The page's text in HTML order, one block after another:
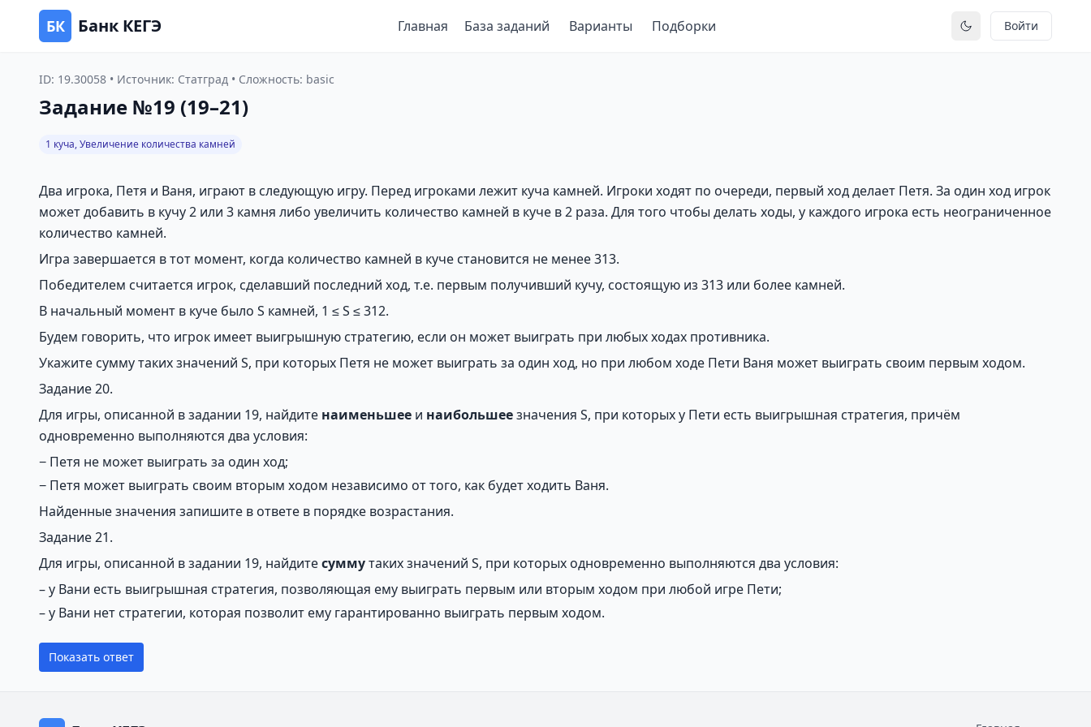
БК Банк КЕГЭ Главная База заданий Варианты Подборки Переключить тему
Войти
ID: 19.30058 • Источник: Статград • Сложность: basic
Задание №19 (19–21)
1 куча, Увеличение количества камней
Два игрока, Петя и Ваня, играют в следующую игру. Перед игроками лежит куча камней. Игроки ходят по очереди, первый ход делает Петя. За один ход игрок
может добавить в кучу 2 или 3 камня либо увеличить количество камней в куче в 2 раза. Для того чтобы делать ходы, у каждого игрока есть неограниченное
количество камней.
Игра завершается в тот момент, когда количество камней в куче становится не менее 313.
Победителем считается игрок, сделавший последний ход, т.е. первым получивший кучу, состоящую из 313 или более камней.
В начальный момент в куче было S камней, 1 ≤ S ≤ 312.
Будем говорить, что игрок имеет выигрышную стратегию, если он может выиграть при любых ходах противника.
Укажите сумму таких значений S, при которых Петя не может выиграть за один ход, но при любом ходе Пети Ваня может выиграть своим первым ходом.
Задание 20.
Для игры, описанной в задании 19, найдите наименьшее и наибольшеезначения S, при которых у Пети есть выигрышная стратегия, причём
одновременно выполняются два условия:
− Петя не может выиграть за один ход;
− Петя может выиграть своим вторым ходом независимо от того, как будет ходить Ваня.
Найденные значения запишите в ответе в порядке возрастания.
Задание 21.
Для игры, описанной в задании 19, найдитесуммутаких значений S, при которых одновременно выполняются два условия:
– у Вани есть выигрышная стратегия, позволяющая ему выиграть первым или вторым ходом при любой игре Пети;
– у Вани нет стратегии, которая позволит ему гарантированно выиграть первым ходом.
Показать ответ